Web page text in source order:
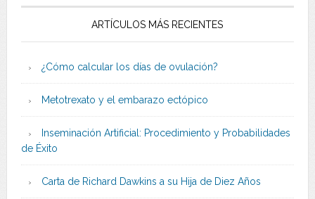
ARTÍCULOS MÁS RECIENTES
¿Cómo calcular los días de ovulación?
Metotrexato y el embarazo ectópico
Inseminación Artificial: Procedimiento y Probabilidades
de Éxito
Carta de Richard Dawkins a su Hija de Diez Años